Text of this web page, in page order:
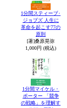
1分間スティーブ･
ジョブズ 人生に
革命を起こす77の
原則
[著]桑原晃弥
1,000円 (税込)
1分間マイケル・
ポーター 「競争
の戦略」を理解す